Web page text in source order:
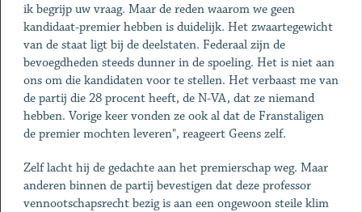
ik begrijp uw vraag. Maar de reden waarom we geen
kandidaat-premier hebben is duidelijk. Het zwaartegewicht
van de staat ligt bij de deelstaten. Federaal zijn de
bevoegdheden steeds dunner in de spoeling. Het is niet aan
ons om die kandidaten voor te stellen. Het verbaast me van
de partij die 28 procent heeft, de N-VA, dat ze niemand
hebben. Vorige keer vonden ze ook al dat de Franstaligen
de premier mochten leveren", reageert Geens zelf.
Zelf lacht hij de gedachte aan het premierschap weg. Maar
anderen binnen de partij bevestigen dat deze professor
vennootschapsrecht bezig is aan een ongewoon steile klim